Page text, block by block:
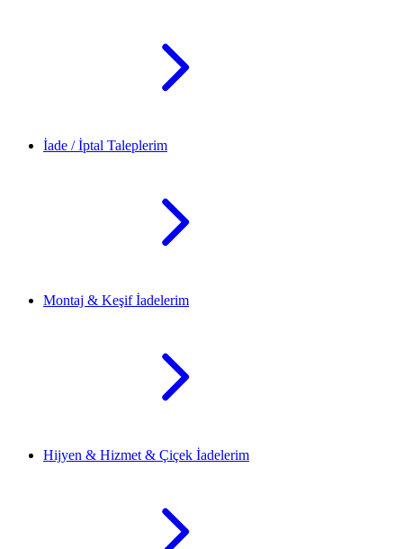
İade / İptal Taleplerim
Montaj & Keşif İadelerim
Hijyen & Hizmet & Çiçek İadelerim